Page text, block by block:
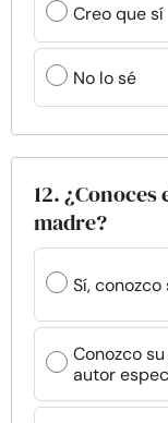
Creo que sí
No lo sé
12.
madre?
Sí,
Conozco
autor